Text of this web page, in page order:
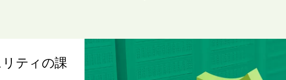
ティの課